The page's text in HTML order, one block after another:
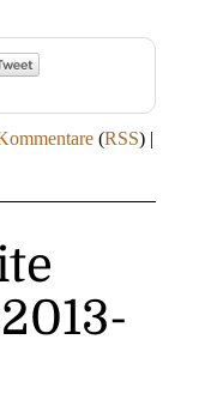
(RSS) |